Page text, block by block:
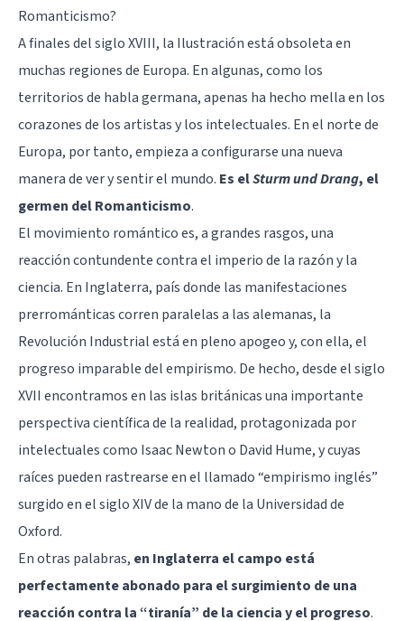
Romanticismo?
A finales del siglo XVIII, la Ilustraciónestá obsoleta en
muchas regiones de Europa. En algunas, como los
territorios de habla germana, apenas ha hecho mella en los
corazones de los artistas y los intelectuales. En el norte de
Europa, por tanto, empieza a configurarse una nueva
manera de ver y sentir el mundo. Es elSturm und Drang, el
germen del Romanticismo.
El movimiento romántico es, a grandes rasgos, una
reacción contundente contra el imperio de la razón y la
ciencia. En Inglaterra, país donde las manifestaciones
prerrománticas corren paralelas a las alemanas, la
Revolución Industrial está en pleno apogeo y, con ella, el
progreso imparable del empirismo. De hecho, desde el siglo
XVII encontramos en las islas británicas una importante
perspectiva científica de la realidad, protagonizada por
intelectuales como Isaac Newton o David Hume, y cuyas
raíces pueden rastrearse en el llamado “empirismo inglés”
surgido en el siglo XIV de la mano de la Universidad de
Oxford.
En otras palabras, en Inglaterra el campo está
perfectamente abonado para el surgimiento de una
reacción contra la “tiranía” de la ciencia y el progreso.